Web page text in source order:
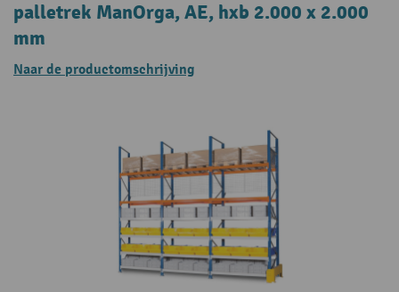
palletrek ManOrga, AE, hxb 2.000 x 2.000
mm
Naar de productomschrijving